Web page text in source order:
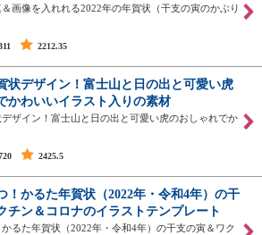
画像を入れれる2022年の年賀状（干支の寅のかぶり
2212.35
状デザイン！富士山と日の出と可愛い虎
かわいいイラスト入りの素材
ザイン！富士山と日の出と可愛い虎のおしゃれでか
2425.5
！かるた年賀状（2022年・令和4年）の干
チン＆コロナのイラストテンプレート
るた年賀状（2022年・令和4年）の干支の寅＆ワク